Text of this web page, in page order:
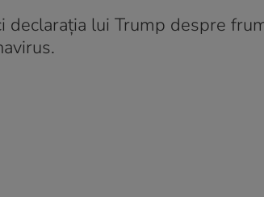
declarația lui Trump despre